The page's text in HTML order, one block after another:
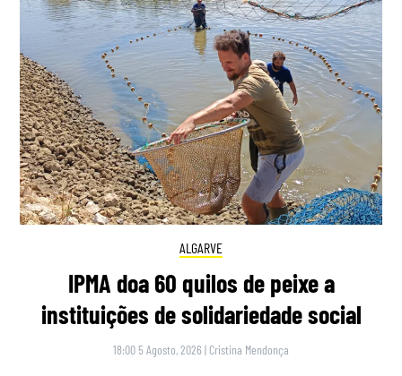
ALGARVE
IPMA doa 60 quilos de peixe a
instituições de solidariedade social
18:00 5 Agosto, 2026 | Cristina Mendonça